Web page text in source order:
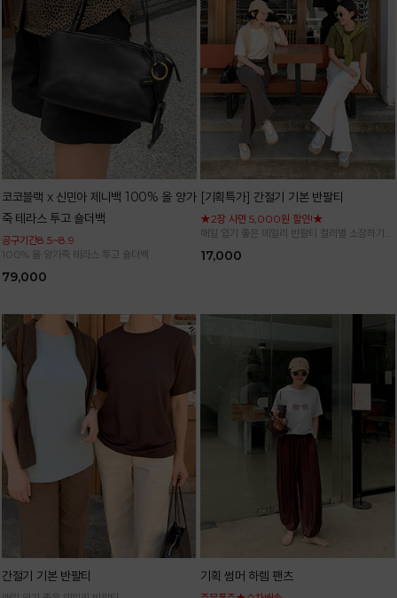
코코블랙 x 신민아 제니백 100% 올 양가
죽 테라스 투고 숄더백
공구기간8.5~8.9
100% 올 양가죽 테라스 투고 숄더백
79,000
[기획특가] 간절기 기본 반팔티
★2장 사면 5,000원 할인!★
매일 입기 좋은 데일리 반팔티 컬러별 소장하기
17,000
간절기 기본 반팔티 기획 썸머 하렘 팬츠